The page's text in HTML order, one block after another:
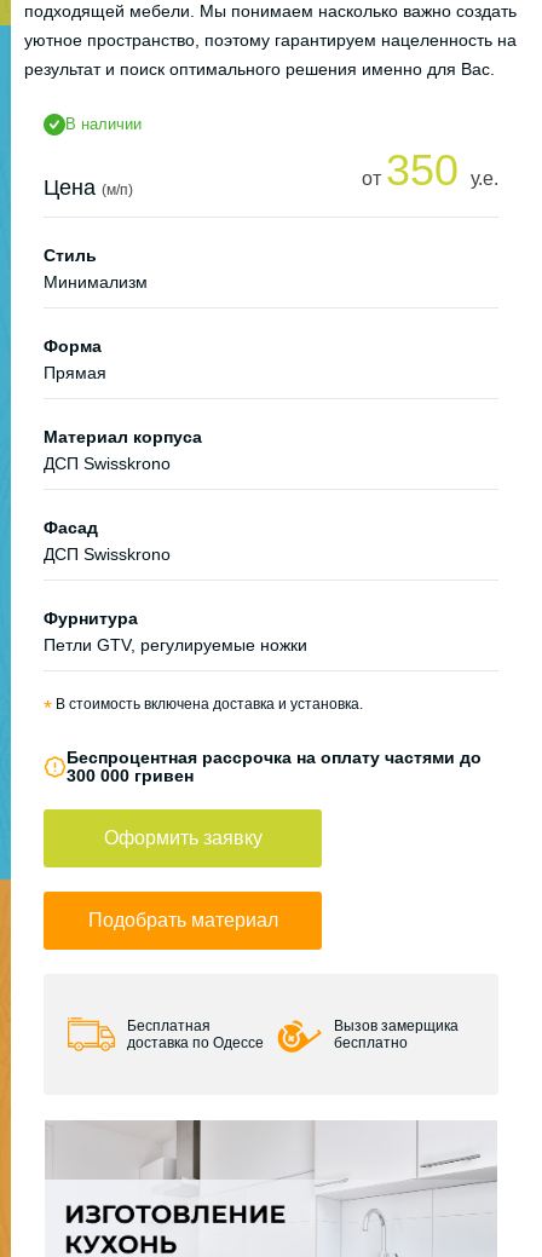
подходящей мебели. Мы понимаем насколько важно создать
уютное пространство, поэтому гарантируем нацеленность на
результат и поиск оптимального решения именно для Вас.
В наличии
Цена (м/п)
от 350 у.е.
Стиль
Минимализм
Форма
Прямая
Материал корпуса
ДСП Swisskrono
Фасад
ДСП Swisskrono
Фурнитура
Петли GTV, регулируемые ножки
* В стоимость включена доставка и установка.
Беспроцентная рассрочка на оплату частями до
300 000 гривен
Оформить заявку
Подобрать материал
Бесплатная
доставка по Одессе
Вызов замерщика
бесплатно